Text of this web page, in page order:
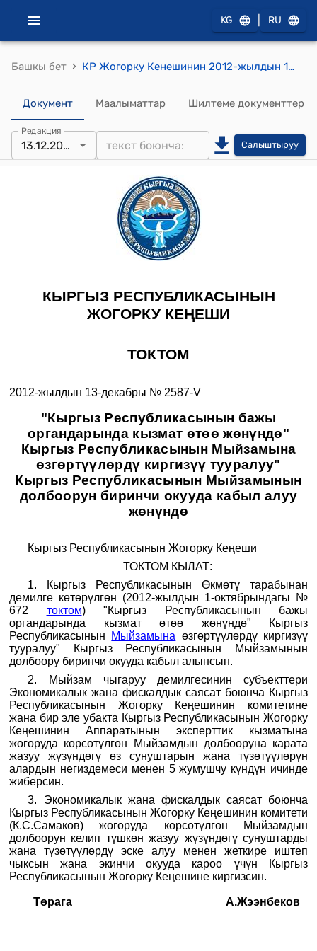
KG RU
Башкы бет › КР Жогорку Кенешинин 2012-жылдын 13-декабрындагы № 2587-V "Кыргыз Республикасынын бажы органдарында кызмат өтөө жөнүндө" Кыргыз Республикасынын Мыйзамына өзгөртүүлөрдү киргизүү тууралуу" Кыргыз Республикасынын Мыйзамынын долбоорун биринчи окууда кабыл алуу жөнүндө" токтому
Документ Маалыматтар Шилтеме документтер
Редакция
13.12.2012 Салыштыруу